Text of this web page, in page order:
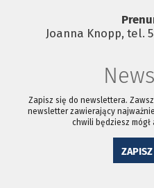
Joanna Knopp, tel.
Zapisz się do newslettera.
newsletter zawierający
chwili będziesz
ZAPISZ